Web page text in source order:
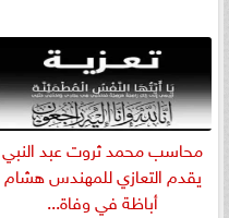
​محاسب محمد ثروت عبد النبي
يقدم التعازي للمهندس هشام
أباظة في وفاة...